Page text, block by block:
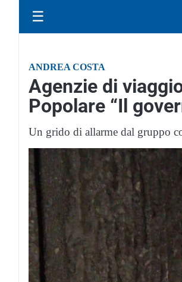
☰
ANDREA COSTA
Agenzie di
Popolare “Il
Un grido di allarme dal gruppo